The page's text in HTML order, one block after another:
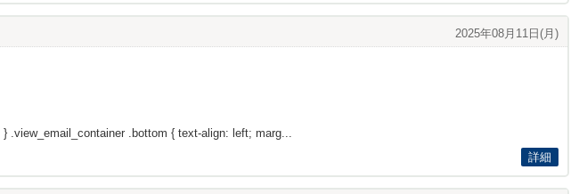
2025年08月11日(月)
.view_email_container .bottom { text-align: left; marg...
詳細